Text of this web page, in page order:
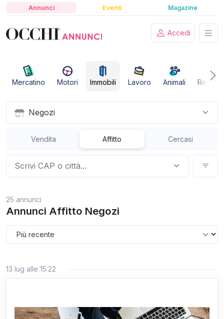
Annunci Eventi Magazine
Accedi
Mercatino Motori Immobili Lavoro Animali
Negozi
Vendita Affitto Cercasi
25 annunci
Annunci Affitto Negozi
13 lug alle 15:22